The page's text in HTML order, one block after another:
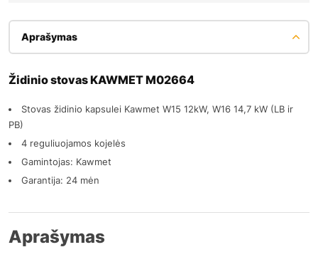
Aprašymas
Židinio stovas KAWMET M02664
Stovas židinio kapsulei Kawmet W15 12kW, W16 14,7 kW (LB ir
PB)
4 reguliuojamos kojelės
Gamintojas: Kawmet
Garantija: 24 mėn
Aprašymas